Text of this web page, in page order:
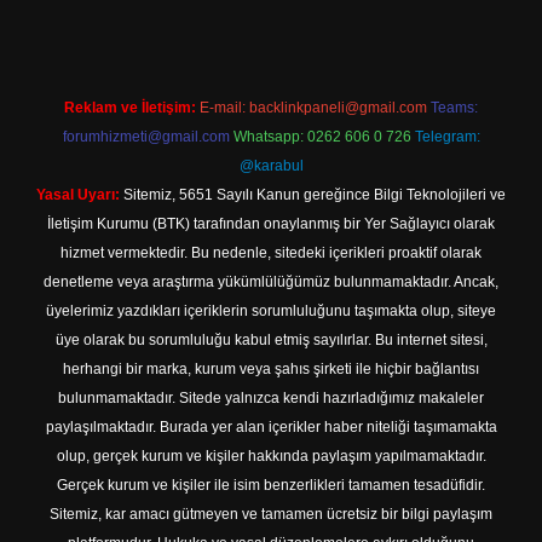
Reklam ve İletişim: E-mail: backlinkpaneli@gmail.com Teams:
forumhizmeti@gmail.com Whatsapp: 0262 606 0 726 Telegram:
@karabul
Yasal Uyarı: Sitemiz, 5651 Sayılı Kanun gereğince Bilgi Teknolojileri ve
İletişim Kurumu (BTK) tarafından onaylanmış bir Yer Sağlayıcı olarak
hizmet vermektedir. Bu nedenle, sitedeki içerikleri proaktif olarak
denetleme veya araştırma yükümlülüğümüz bulunmamaktadır. Ancak,
üyelerimiz yazdıkları içeriklerin sorumluluğunu taşımakta olup, siteye
üye olarak bu sorumluluğu kabul etmiş sayılırlar. Bu internet sitesi,
herhangi bir marka, kurum veya şahıs şirketi ile hiçbir bağlantısı
bulunmamaktadır. Sitede yalnızca kendi hazırladığımız makaleler
paylaşılmaktadır. Burada yer alan içerikler haber niteliği taşımamakta
olup, gerçek kurum ve kişiler hakkında paylaşım yapılmamaktadır.
Gerçek kurum ve kişiler ile isim benzerlikleri tamamen tesadüfidir.
Sitemiz, kar amacı gütmeyen ve tamamen ücretsiz bir bilgi paylaşım